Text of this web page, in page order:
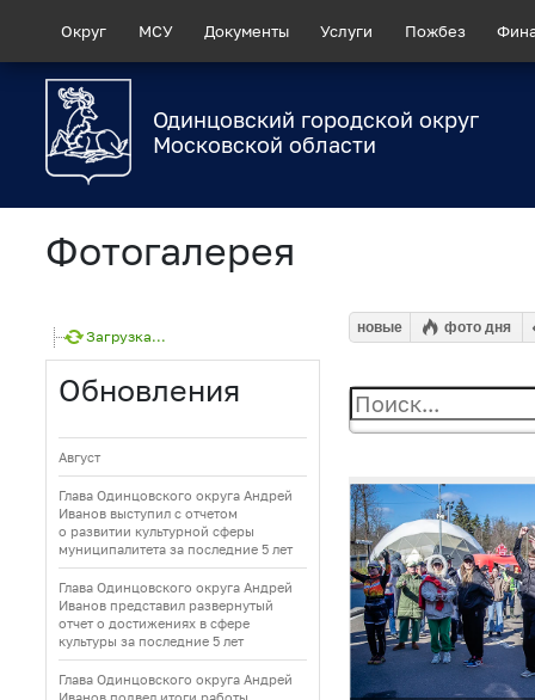
Округ МСУ Документы Услуги Пожбез
Одинцовский городской округ
Московской области
Фотогалерея
Загрузка...
Обновления
Август
Глава Одинцовского округа Андрей
Иванов выступил с отчетом
о развитии культурной сферы
муниципалитета за последние 5 лет
Глава Одинцовского округа Андрей
Иванов представил развернутый
отчет о достижениях в сфере
культуры за последние 5 лет
Глава Одинцовского округа Андрей
Иванов подвел итоги работы
новые фото дня